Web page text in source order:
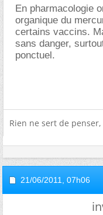
En pharmacologie
organique du
certains vaccins.
sans danger,
ponctuel.
Rien ne sert de
21/06/2011, 07h06